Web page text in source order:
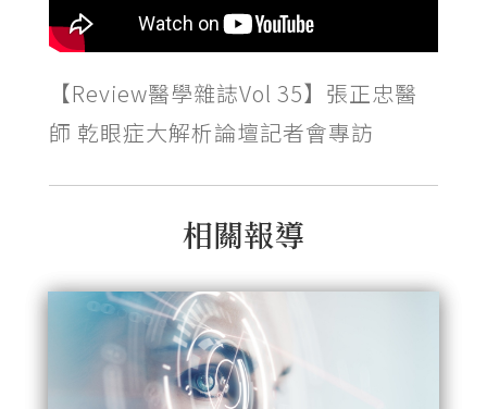
【Review醫學雜誌Vol 35】張正忠醫
師 乾眼症大解析論壇記者會專訪
相關報導